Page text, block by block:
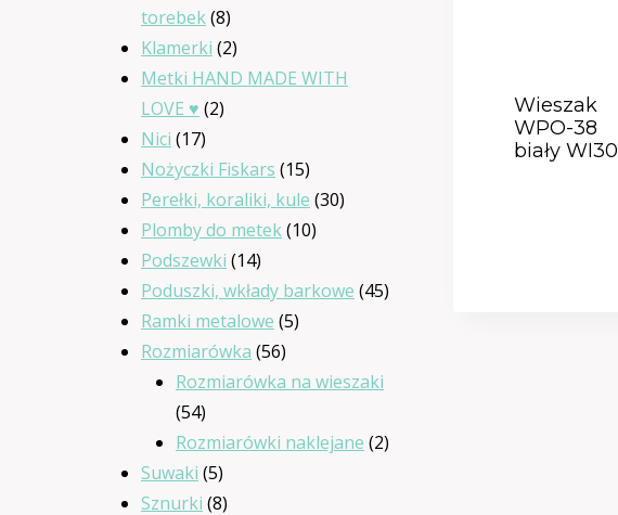
Wieszak
WPO-38
biały WI30
torebek 88
produktów
Klamerki 22
produkty
Metki HAND MADE WITH
LOVE ♥ 22
Nici 1717
produktów
Nożyczki Fiskars 1515
produktów
Perełki, koraliki, kule 3030
Plomby do metek 1010
Podszewki 1414
produktów
Poduszki, wkłady barkowe 4545
Ramki metalowe 55
Rozmiarówka 5656
produktów
Rozmiarówka na wieszaki
5454
produkty
Rozmiarówki naklejane 22
Suwaki 55
produktów
Sznurki 88